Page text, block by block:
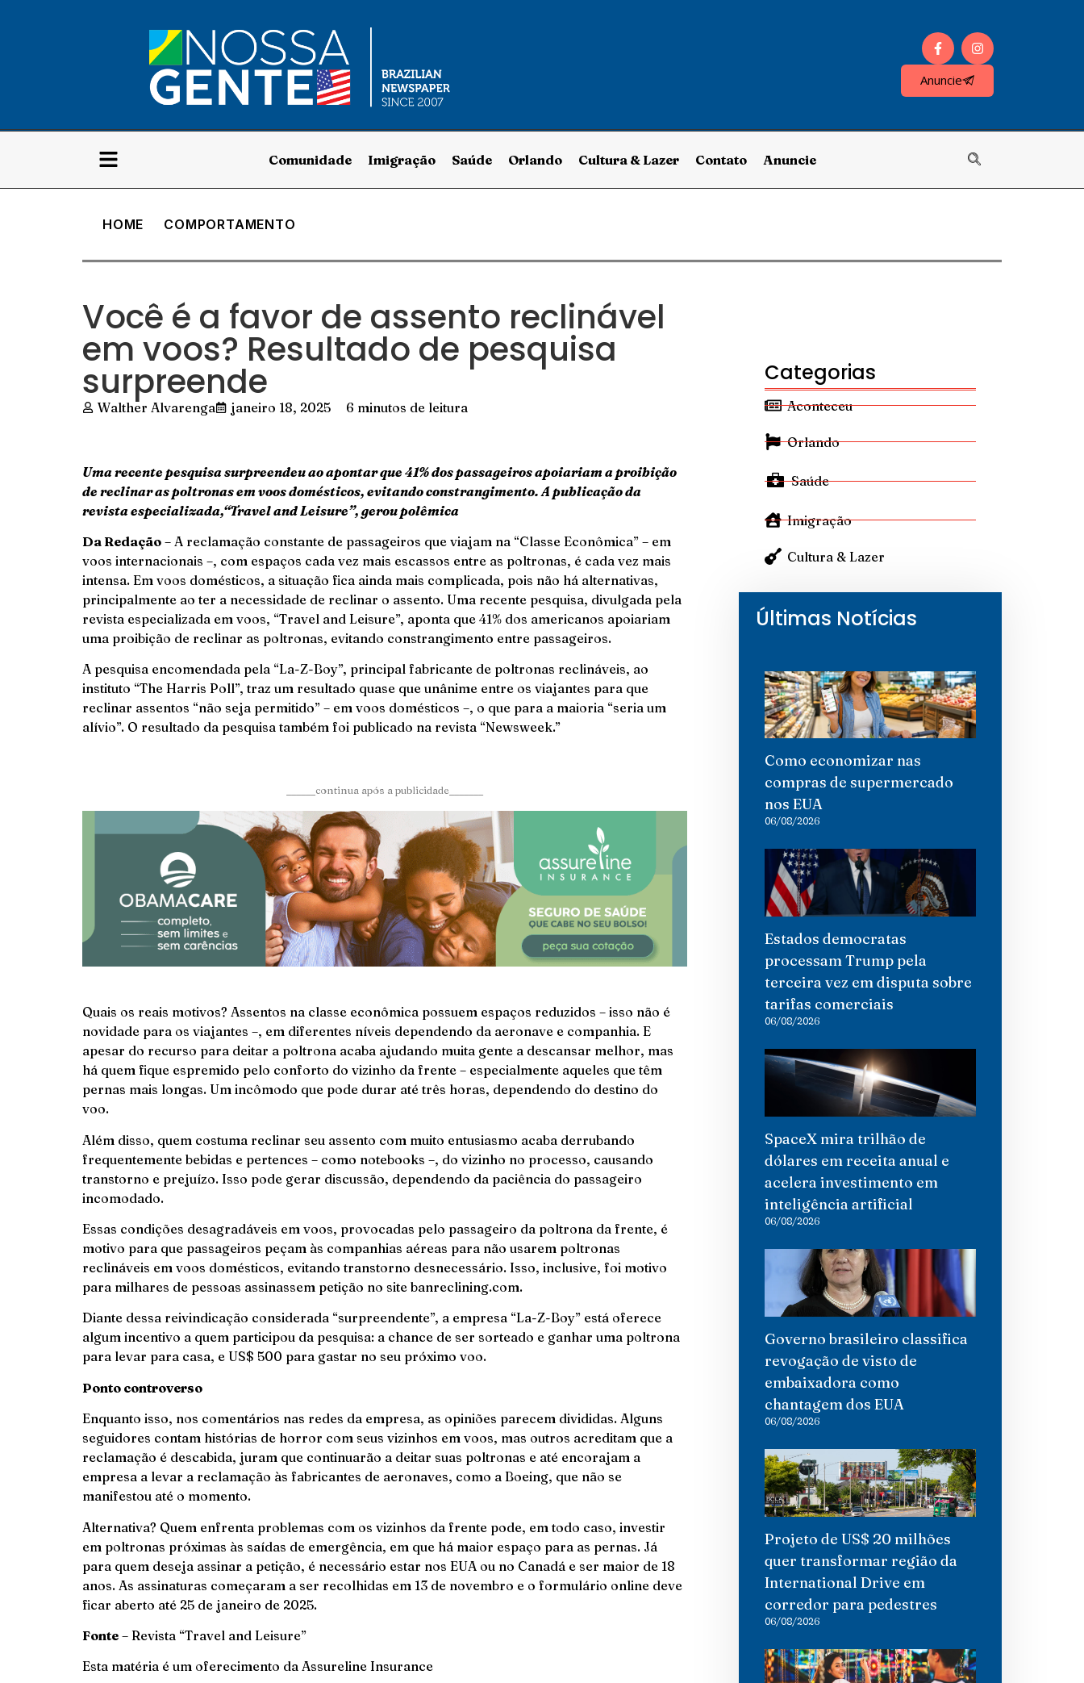
Anuncie
Comunidade Imigração Saúde Orlando Cultura & Lazer Contato Anuncie
HOME COMPORTAMENTO
Você é a favor de assento reclinável
em voos? Resultado de pesquisa
surpreende
Walther Alvarenga janeiro 18, 2025 6 minutos de leitura
Uma recente pesquisa surpreendeu ao apontar que 41% dos passageiros apoiariam a proibição
de reclinar as poltronas em voos domésticos, evitando constrangimento. A publicação da
revista especializada,“Travel and Leisure”, gerou polêmica
Da Redação – A reclamação constante de passageiros que viajam na “Classe Econômica” – em
voos internacionais –, com espaços cada vez mais escassos entre as poltronas, é cada vez mais
intensa. Em voos domésticos, a situação fica ainda mais complicada, pois não há alternativas,
principalmente ao ter a necessidade de reclinar o assento. Uma recente pesquisa, divulgada pela
revista especializada em voos, “Travel and Leisure”, aponta que 41% dos americanos apoiariam
uma proibição de reclinar as poltronas, evitando constrangimento entre passageiros.
A pesquisa encomendada pela “La-Z-Boy”, principal fabricante de poltronas reclináveis, ao
instituto “The Harris Poll”, traz um resultado quase que unânime entre os viajantes para que
reclinar assentos “não seja permitido” – em voos domésticos –, o que para a maioria “seria um
alívio”. O resultado da pesquisa também foi publicado na revista “Newsweek.”
______continua após a publicidade_______
Quais os reais motivos? Assentos na classe econômica possuem espaços reduzidos – isso não é
novidade para os viajantes –, em diferentes níveis dependendo da aeronave e companhia. E
apesar do recurso para deitar a poltrona acaba ajudando muita gente a descansar melhor, mas
há quem fique espremido pelo conforto do vizinho da frente – especialmente aqueles que têm
pernas mais longas. Um incômodo que pode durar até três horas, dependendo do destino do
voo.
Além disso, quem costuma reclinar seu assento com muito entusiasmo acaba derrubando
frequentemente bebidas e pertences – como notebooks –, do vizinho no processo, causando
transtorno e prejuízo. Isso pode gerar discussão, dependendo da paciência do passageiro
incomodado.
Essas condições desagradáveis em voos, provocadas pelo passageiro da poltrona da frente, é
motivo para que passageiros peçam às companhias aéreas para não usarem poltronas
reclináveis em voos domésticos, evitando transtorno desnecessário. Isso, inclusive, foi motivo
para milhares de pessoas assinassem petição no site banreclining.com.
Diante dessa reivindicação considerada “surpreendente”, a empresa “La-Z-Boy” está oferece
algum incentivo a quem participou da pesquisa: a chance de ser sorteado e ganhar uma poltrona
para levar para casa, e US$ 500 para gastar no seu próximo voo.
Ponto controverso
Enquanto isso, nos comentários nas redes da empresa, as opiniões parecem divididas. Alguns
seguidores contam histórias de horror com seus vizinhos em voos, mas outros acreditam que a
reclamação é descabida, juram que continuarão a deitar suas poltronas e até encorajam a
empresa a levar a reclamação às fabricantes de aeronaves, como a Boeing, que não se
manifestou até o momento.
Alternativa? Quem enfrenta problemas com os vizinhos da frente pode, em todo caso, investir
em poltronas próximas às saídas de emergência, em que há maior espaço para as pernas. Já
para quem deseja assinar a petição, é necessário estar nos EUA ou no Canadá e ser maior de 18
anos. As assinaturas começaram a ser recolhidas em 13 de novembro e o formulário online deve
ficar aberto até 25 de janeiro de 2025.
Fonte – Revista “Travel and Leisure”
Esta matéria é um oferecimento da Assureline Insurance
Categorias
Aconteceu
Orlando
Saúde
Imigração
Cultura & Lazer
Últimas Notícias
Como economizar nas
compras de supermercado
nos EUA
06/08/2026
Estados democratas
processam Trump pela
terceira vez em disputa sobre
tarifas comerciais
06/08/2026
SpaceX mira trilhão de
dólares em receita anual e
acelera investimento em
inteligência artificial
06/08/2026
Governo brasileiro classifica
revogação de visto de
embaixadora como
chantagem dos EUA
06/08/2026
Projeto de US$ 20 milhões
quer transformar região da
International Drive em
corredor para pedestres
06/08/2026